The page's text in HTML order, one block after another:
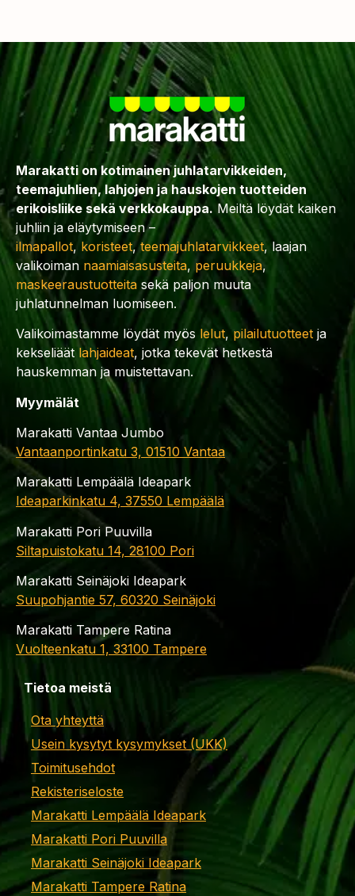
Marakatti on kotimainen juhlatarvikkeiden,
teemajuhlien, lahjojen ja hauskojen tuotteiden
erikoisliike sekä verkkokauppa. Meiltä löydät kaiken
juhliin ja eläytymiseen –
ilmapallot, koristeet,teemajuhlatarvikkeet, laajan
valikoiman naamiaisasusteita, peruukkeja,
maskeeraustuotteita sekä paljon muuta
juhlatunnelman luomiseen.
Valikoimastamme löydät myös lelut,pilailutuotteet ja
kekseliäät lahjaideat, jotka tekevät hetkestä
hauskemman ja muistettavan.
Myymälät
Marakatti Vantaa Jumbo
Vantaanportinkatu 3, 01510 Vantaa
Marakatti Lempäälä Ideapark
Ideaparkinkatu 4, 37550 Lempäälä
Marakatti Pori Puuvilla
Siltapuistokatu 14, 28100 Pori
Marakatti Seinäjoki Ideapark
Suupohjantie 57, 60320 Seinäjoki
Marakatti Tampere Ratina
Vuolteenkatu 1, 33100 Tampere
Tietoa meistä
Ota yhteyttä
Usein kysytyt kysymykset (UKK)
Toimitusehdot
Rekisteriseloste
Marakatti Lempäälä Ideapark
Marakatti Pori Puuvilla
Marakatti Seinäjoki Ideapark
Marakatti Tampere Ratina